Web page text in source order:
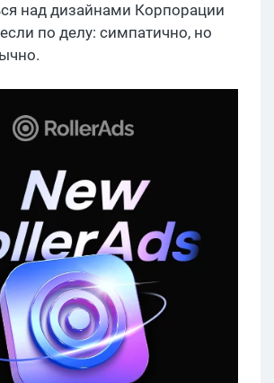
над дизайнами Корпорации
по делу: симпатично, но